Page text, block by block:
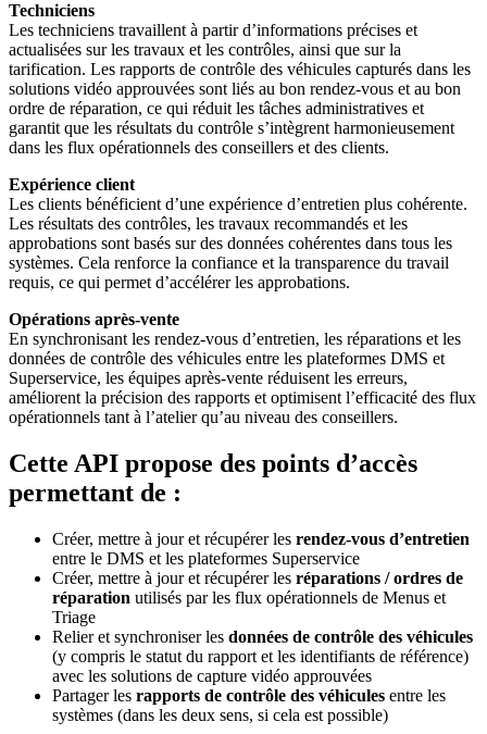
Techniciens
Les techniciens travaillent à partir d’informations précises et
actualisées sur les travaux et les contrôles, ainsi que sur la
tarification. Les rapports de contrôle des véhicules capturés dans les
solutions vidéo approuvées sont liés au bon rendez-vous et au bon
ordre de réparation, ce qui réduit les tâches administratives et
garantit que les résultats du contrôle s’intègrent harmonieusement
dans les flux opérationnels des conseillers et des clients.
Expérience client
Les clients bénéficient d’une expérience d’entretien plus cohérente.
Les résultats des contrôles, les travaux recommandés et les
approbations sont basés sur des données cohérentes dans tous les
systèmes. Cela renforce la confiance et la transparence du travail
requis, ce qui permet d’accélérer les approbations.
Opérations après-vente
En synchronisant les rendez-vous d’entretien, les réparations et les
données de contrôle des véhicules entre les plateformes DMS et
Superservice, les équipes après-vente réduisent les erreurs,
améliorent la précision des rapports et optimisent l’efficacité des flux
opérationnels tant à l’atelier qu’au niveau des conseillers.
Cette API propose des points d’accès
permettant de :
Créer, mettre à jour et récupérer les rendez-vous d’entretien
entre le DMS et les plateformes Superservice
Créer, mettre à jour et récupérer les réparations / ordres de
réparation utilisés par les flux opérationnels de Menus et
Triage
Relier et synchroniser les données de contrôle des véhicules
(y compris le statut du rapport et les identifiants de référence)
avec les solutions de capture vidéo approuvées
Partager les rapports de contrôle des véhicules entre les
systèmes (dans les deux sens, si cela est possible)